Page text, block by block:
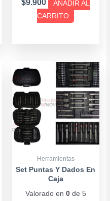
$9.900
AÑADIR AL
CARRITO
Herramientas
Set Puntas Y Dados En
Caja
Valorado en 0de 5